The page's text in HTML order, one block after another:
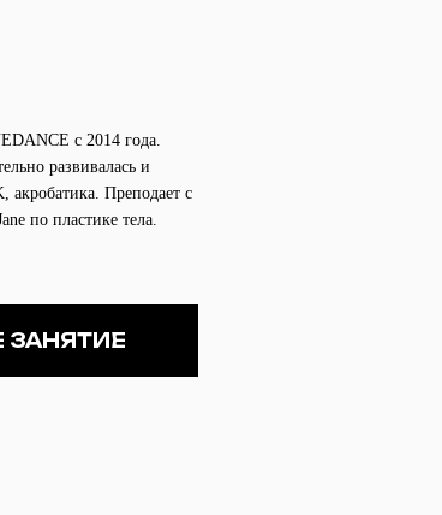
с 2014 года.
развивалась и
Преподает с
по пластике тела.
ЗАНЯТИЕ